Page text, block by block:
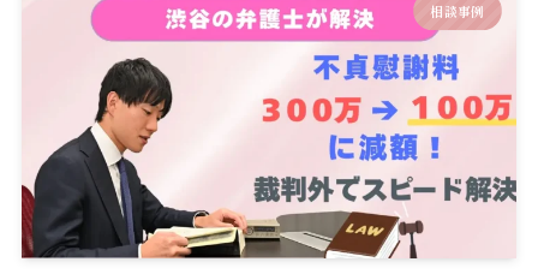
相談事例